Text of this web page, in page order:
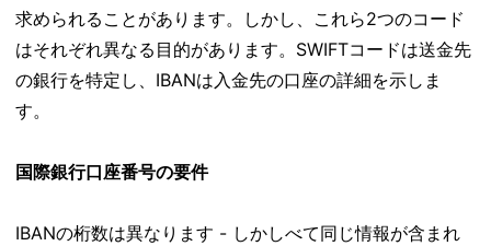
求められることがあります。しかし、これら2つのコード
はそれぞれ異なる目的があります。SWIFTコードは送金先
の銀行を特定し、IBANは入金先の口座の詳細を示しま
す。
国際銀行口座番号の要件
IBANの桁数は異なります - しかしべて同じ情報が含まれ